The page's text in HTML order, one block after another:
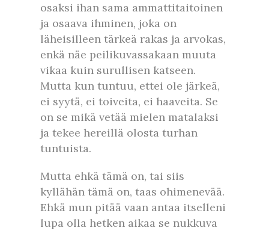
osaksi ihan sama ammattitaitoinen
ja osaava ihminen, joka on
läheisilleen tärkeä rakas ja arvokas,
enkä näe peilikuvassakaan muuta
vikaa kuin surullisen katseen.
Mutta kun tuntuu, ettei ole järkeä,
ei syytä, ei toiveita, ei haaveita. Se
on se mikä vetää mielen matalaksi
ja tekee hereillä olosta turhan
tuntuista.
Mutta ehkä tämä on, tai siis
kyllähän tämä on, taas ohimenevää.
Ehkä mun pitää vaan antaa itselleni
lupa olla hetken aikaa se nukkuva